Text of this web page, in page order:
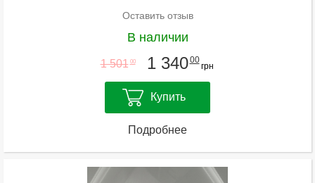
Оставить отзыв
В наличии
1 501 00 1 34000
грн
Купить
Подробнее